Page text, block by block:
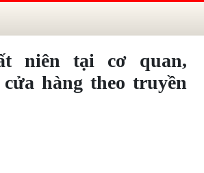
niên tại cơ quan,
cửa hàng theo truyền